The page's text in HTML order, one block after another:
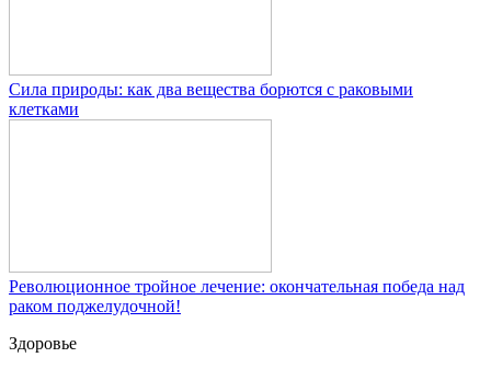
Сила природы: как два вещества борются с раковыми
клетками
Революционное тройное лечение: окончательная победа над
раком поджелудочной!
Здоровье